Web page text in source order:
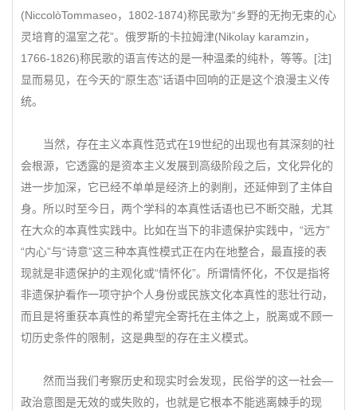
(NiccolòTommaseo，1802-1874)称民歌为“乡野的无拘无束的心
灵培育的温室之花”。俄罗斯的卡拉姆津(Nikolay karamzin，
1766-1826)称民歌的语言传达的是一种温柔的纯朴，等等。[注]
显而易见，在今天的“原生态”话语中回响的正是这个浪漫主义传
统。
当然，存在主义本真性范式在19世纪的出现也有其深刻的社
会根源，它透露的是资本主义发展到高级阶段之后，文化异化的
进一步加深，它已经不单单是经济上的剥削，还延伸到了主体自
身。所以时至今日，两个学科的本真性话语也已不断交融，尤其
在大众的本真性实践中。比如在当下的非遗保护实践中，“远方”
“内心”与“诗意”这三种本真性模式正在内在地整合，最直接的表
现就是非遗保护的主观化或“情怀化”。所谓情怀化，不仅是指将
非遗保护看作一项守护个人身份或民族文化本真性的悲壮行动，
而且是将重获本真性的希望完全寄托在主体之上，脱离或不顾一
切历史条件的限制，这是典型的存在主义模式。
然而当我们考察历史和现实时会发现，民俗学的这一社会—
政治意图是无效的或失败的，也就是它根本不能逃离棘手的现